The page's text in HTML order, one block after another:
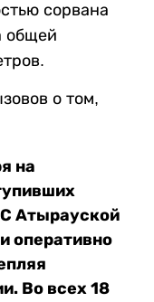
сорвана
общей
о том,
на
Атырауской
оперативно
Во всех 18